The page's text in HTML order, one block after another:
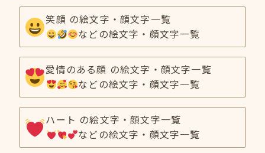
笑顔 の絵文字・顔文字一覧
などの絵文字・顔文字一覧
愛情のある顔 の絵文字・顔文字一覧
などの絵文字・顔文字一覧
ハート の絵文字・顔文字一覧
などの絵文字・顔文字一覧